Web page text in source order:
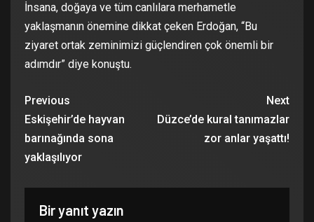
İnsana, doğaya ve tüm canlılara merhametle
yaklaşmanın önemine dikkat çeken Erdoğan, “Bu
ziyaret ortak zeminimizi güçlendiren çok önemli bir
adımdır” diye konuştu.
Previous
Eskişehir’de hayvan
barınağında sona
yaklaşılıyor
Next
Düzce’de kural tanımazlar
zor anlar yaşattı!
Bir yanıt yazın